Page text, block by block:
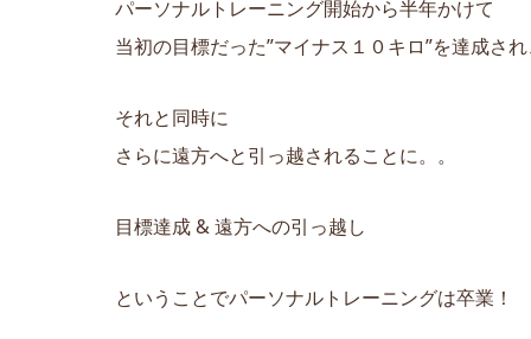
パーソナルトレーニング開始から半年かけて
当初の目標だった”マイナス１０キロ”を達成され
それと同時に
さらに遠方へと引っ越されることに。。
目標達成 & 遠方への引っ越し
ということでパーソナルトレーニングは卒業！